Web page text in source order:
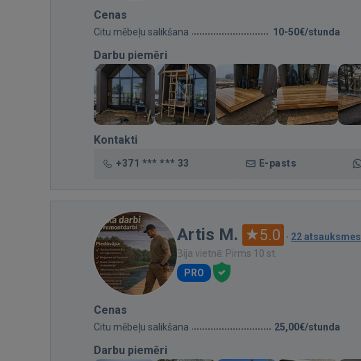
Cenas
Citu mēbeļu salikšana 10-50€/stunda
Darbu piemēri
Kontakti
+371 *** *** 33 E-pasts
Artis M. 5.0 · 22 atsauksmes
Bija vietnē: Pirms 10 st.
PRO
Cenas
Citu mēbeļu salikšana 25,00€/stunda
Darbu piemēri